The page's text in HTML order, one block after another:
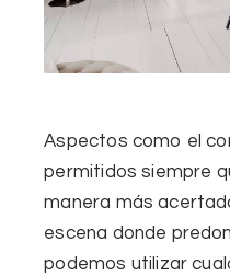
Aspectos como el
permitidos siempre
manera más
escena donde
podemos utilizar